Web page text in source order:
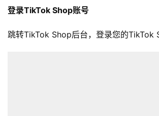
登录TikTok Shop账号
跳转TikTok Shop后台，登录您的TikTok